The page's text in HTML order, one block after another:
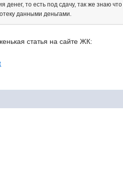
денег, то есть под сдачу, так же знаю
данными деньгами.
статья на сайте ЖК: